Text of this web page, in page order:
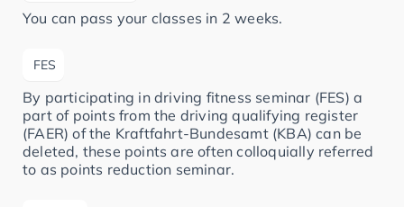
You can pass your classes in 2 weeks.
FES
By participating in driving fitness seminar (FES) a
part of points from the driving qualifying register
(FAER) of the Kraftfahrt-Bundesamt (KBA) can be
deleted, these points are often colloquially referred
to as points reduction seminar.